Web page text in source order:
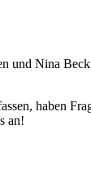
und Nina
haben
an!